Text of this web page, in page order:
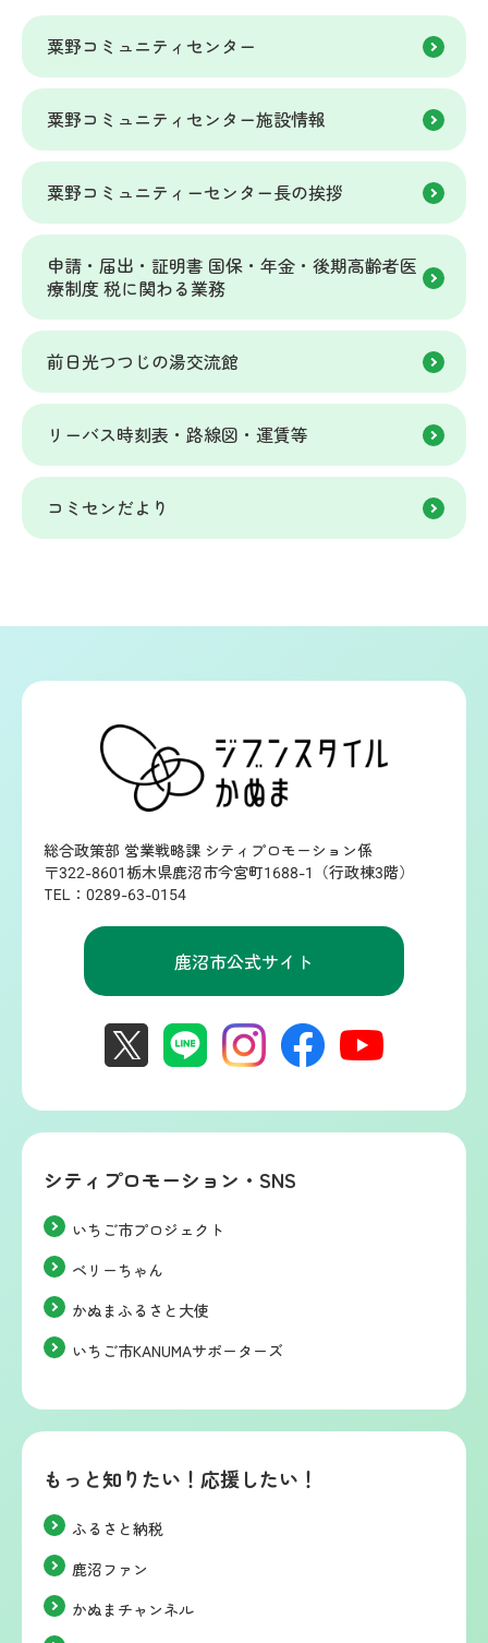
粟野コミュニティセンター
粟野コミュニティセンター施設情報
粟野コミュニティーセンター長の挨拶
申請・届出・証明書 国保・年金・後期高齢者医
療制度 税に関わる業務
前日光つつじの湯交流館
リーバス時刻表・路線図・運賃等
コミセンだより
総合政策部 営業戦略課 シティプロモーション係
〒322-8601栃木県鹿沼市今宮町1688-1（行政棟3階）
TEL：0289-63-0154
鹿沼市公式サイト
シティプロモーション・SNS
いちご市プロジェクト
ベリーちゃん
かぬまふるさと大使
いちご市KANUMAサポーターズ
もっと知りたい！応援したい！
ふるさと納税
鹿沼ファン
かぬまチャンネル